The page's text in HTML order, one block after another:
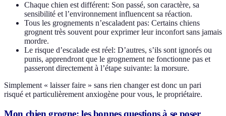
Chaque chien est différent: Son passé, son caractère, sa
sensibilité et l’environnement influencent sa réaction.
Tous les grognements n’escaladent pas: Certains chiens
grognent très souvent pour exprimer leur inconfort sans jamais
mordre.
Le risque d’escalade est réel: D’autres, s’ils sont ignorés ou
punis, apprendront que le grognement ne fonctionne pas et
passeront directement à l’étape suivante: la morsure.
Simplement « laisser faire » sans rien changer est donc un pari
risqué et particulièrement anxiogène pour vous, le propriétaire.
Mon chien grogne: les bonnes questions à se poser